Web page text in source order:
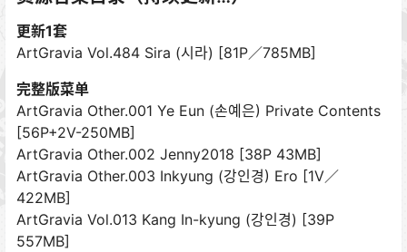
更新1套
ArtGravia Vol.484 Sira (시라) [81P／785MB]
完整版菜单
ArtGravia Other.001 Ye Eun (손예은) Private Contents
[56P+2V-250MB]
ArtGravia Other.002 Jenny2018 [38P 43MB]
ArtGravia Other.003 Inkyung (강인경) Ero [1V／
422MB]
ArtGravia Vol.013 Kang In-kyung (강인경) [39P
557MB]